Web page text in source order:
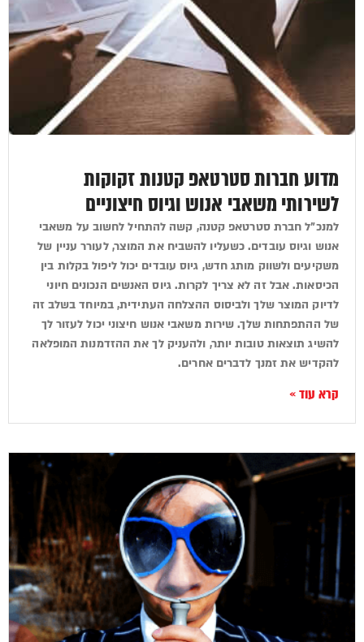
מדוע חברות סטרטאפ קטנות זקוקות
לשירותי משאבי אנוש וגיוס חיצוניים
למנכ"ל חברת סטרטאפ קטנה, קשה להתחיל לחשוב על משאבי
אנוש וגיוס עובדים. כשעליו להשביח את המוצר, לעורר עניין של
משקיעים ולשווק מותג חדש, גיוס עובדים יכול ליפול בקלות בין
הכיסאות. אבל זה לא צריך לקרות. גיוס האנשים הנכונים חיוני
לדיוק המוצר שלך ולביסוס ההצלחה העתידית, במיוחד בשלב זה
של ההתפתחות שלך. שירות משאבי אנוש חיצוני יכול לעזור לך
להשיג תוצאות טובות יותר, ולהעניק לך את ההזדמנות המופלאה
להקדיש את זמנך לדברים אחרים.
קרא עוד »